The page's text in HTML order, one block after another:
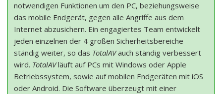
notwendigen Funktionen um den PC, beziehungsweise
das mobile Endgerät, gegen alle Angriffe aus dem
Internet abzusichern. Ein engagiertes Team entwickelt
jeden einzelnen der 4 großen Sicherheitsbereiche
ständig weiter, so das TotalAVauch ständig verbessert
wird. TotalAVläuft auf PCs mit Windows oder Apple
Betriebssystem, sowie auf mobilen Endgeräten mit iOS
oder Android. Die Software überzeugt mit einer